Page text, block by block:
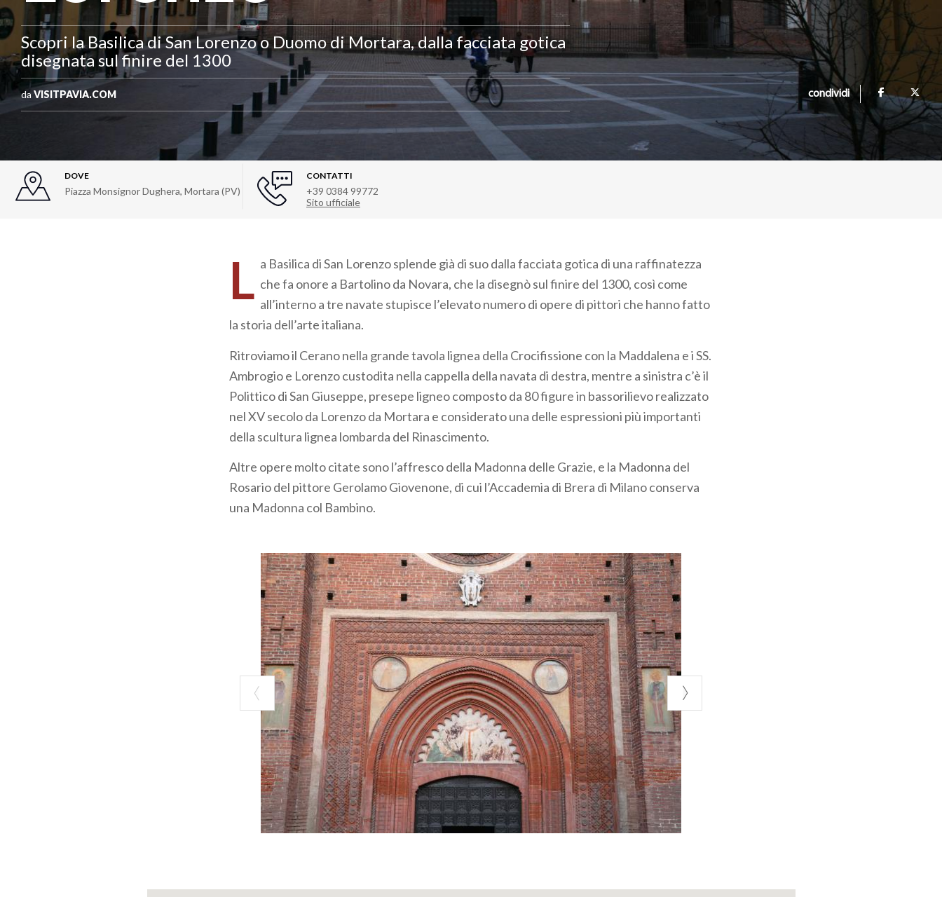
Scopri la Basilica di San Lorenzo o Duomo di Mortara, dalla facciata gotica
disegnata sul finire del 1300
da VISITPAVIA.COM condividi
DOVE
Piazza Monsignor Dughera, Mortara (PV)
CONTATTI
+39 0384 99772
Sito ufficiale
L a Basilica di San Lorenzo splende già di suo dalla facciata gotica di una raffinatezza
che fa onore a Bartolino da Novara, che la disegnò sul finire del 1300, così come
all’interno a tre navate stupisce l’elevato numero di opere di pittori che hanno fatto
la storia dell’arte italiana.
Ritroviamo il Cerano nella grande tavola lignea della Crocifissione con la Maddalena e i SS.
Ambrogio e Lorenzo custodita nella cappella della navata di destra, mentre a sinistra c’è il
Polittico di San Giuseppe, presepe ligneo composto da 80 figure in bassorilievo realizzato
nel XV secolo da Lorenzo da Mortara e considerato una delle espressioni più importanti
della scultura lignea lombarda del Rinascimento.
Altre opere molto citate sono l’affresco della Madonna delle Grazie, e la Madonna del
Rosario del pittore Gerolamo Giovenone, di cui l’Accademia di Brera di Milano conserva
una Madonna col Bambino.